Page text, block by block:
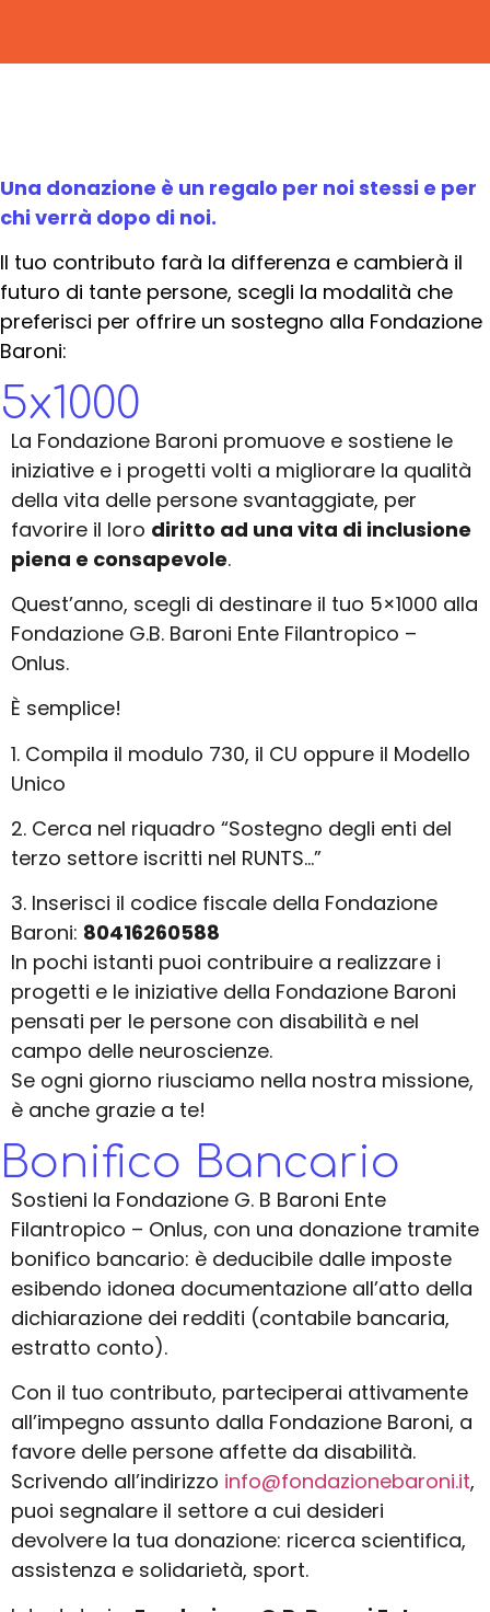
Una donazione è un regalo per noi stessi e per
chi verrà dopo di noi.
Il tuo contributo farà la differenza e cambierà il
futuro di tante persone, scegli la modalità che
preferisci per offrire un sostegno alla Fondazione
Baroni:
5x1000
La Fondazione Baroni promuove e sostiene le
iniziative e i progetti volti a migliorare la qualità
della vita delle persone svantaggiate, per
favorire il loro diritto ad una vita di inclusione
piena e consapevole.
Quest’anno, scegli di destinare il tuo 5×1000 alla
Fondazione G.B. Baroni Ente Filantropico –
Onlus.
È semplice!
1. Compila il modulo 730, il CU oppure il Modello
Unico
2. Cerca nel riquadro “Sostegno degli enti del
terzo settore iscritti nel RUNTS…”
3. Inserisci il codice fiscale della Fondazione
Baroni: 80416260588
In pochi istanti puoi contribuire a realizzare i
progetti e le iniziative della Fondazione Baroni
pensati per le persone con disabilità e nel
campo delle neuroscienze.
Se ogni giorno riusciamo nella nostra missione,
è anche grazie a te!
Bonifico Bancario
Sostieni la Fondazione G. B Baroni Ente
Filantropico – Onlus, con una donazione tramite
bonifico bancario: è deducibile dalle imposte
esibendo idonea documentazione all’atto della
dichiarazione dei redditi (contabile bancaria,
estratto conto).
Con il tuo contributo, parteciperai attivamente
all’impegno assunto dalla Fondazione Baroni, a
favore delle persone affette da disabilità.
Scrivendo all’indirizzo info@fondazionebaroni.it,
puoi segnalare il settore a cui desideri
devolvere la tua donazione: ricerca scientifica,
assistenza e solidarietà, sport.